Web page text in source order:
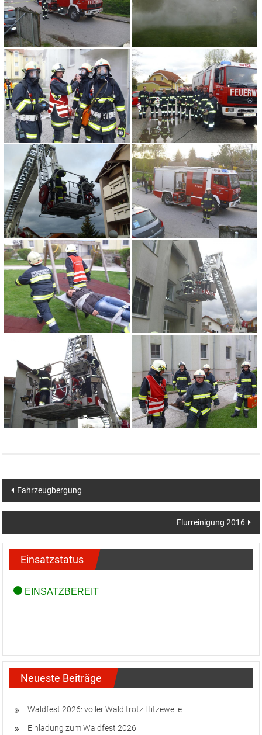
Beitragsnavigation
Fahrzeugbergung
Flurreinigung 2016
Einsatzstatus
Neueste Beiträge
Waldfest 2026: voller Wald trotz Hitzewelle
Einladung zum Waldfest 2026